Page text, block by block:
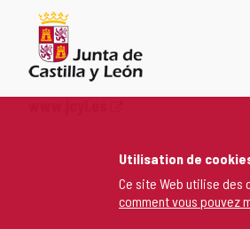
Utilisation de
Ce site Web utilise
comment vous pouvez